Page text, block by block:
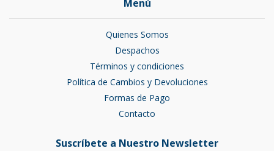
Menú
Quienes Somos
Despachos
Términos y condiciones
Política de Cambios y Devoluciones
Formas de Pago
Contacto
Suscríbete a Nuestro Newsletter